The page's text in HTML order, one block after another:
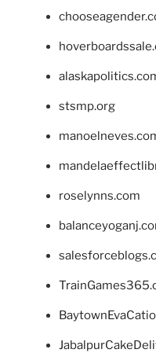
stsmp.org
roselynns.com